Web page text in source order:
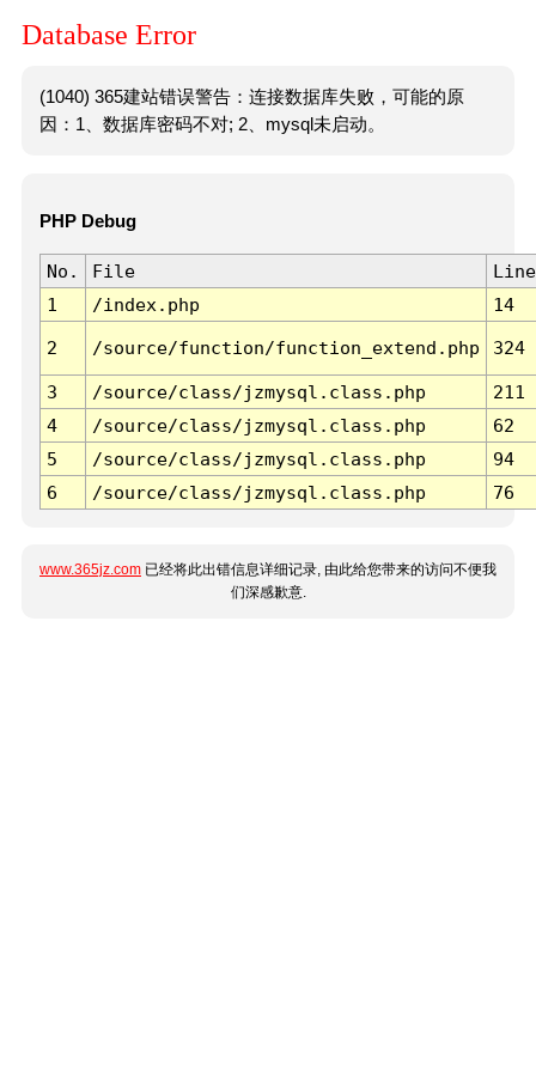
Database Error
(1040) 365建站错误警告：连接数据库失败，可能的原
因：1、数据库密码不对; 2、mysql未启动。
PHP Debug
No. File
Line
1
/index.php 14
2 /source/function/function_extend.php 324
3 /source/class/jzmysql.class.php
211
4
/source/class/jzmysql.class.php
62
5
/source/class/jzmysql.class.php
94
6
/source/class/jzmysql.class.php 76
www.365jz.com 已经将此出错信息详细记录, 由此给您带来的访问不便我
们深感歉意.